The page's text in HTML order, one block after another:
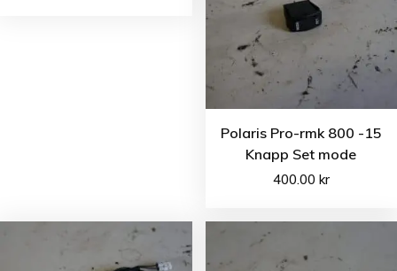
Polaris Pro-rmk 800 -15
Knapp Set mode
400.00 kr